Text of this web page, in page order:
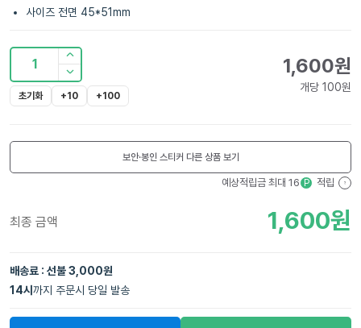
사이즈 전면 45*51mm
1
초기화 +10 +100
1,600원
개당 100원
보안·봉인 스티커 다른 상품 보기
예상적립금 최대 16 P 적립 ?
최종 금액 1,600원
배송료 : 선불 3,000원
14시 까지 주문시 당일 발송